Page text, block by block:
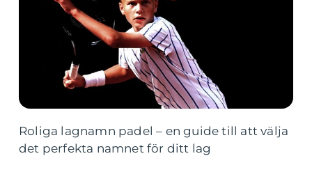
Roliga lagnamn padel – en guide till att välja
det perfekta namnet för ditt lag